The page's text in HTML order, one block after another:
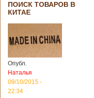
ПОИСК ТОВАРОВ В
КИТАЕ
Опубл.
Наталья
09/10/2015 -
22:34